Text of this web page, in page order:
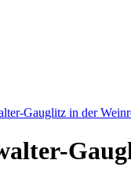
Gauglitz in der